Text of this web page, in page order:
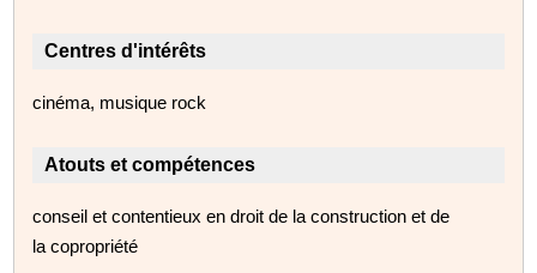
Centres d'intérêts
cinéma, musique rock
Atouts et compétences
conseil et contentieux en droit de la construction et de
la copropriété